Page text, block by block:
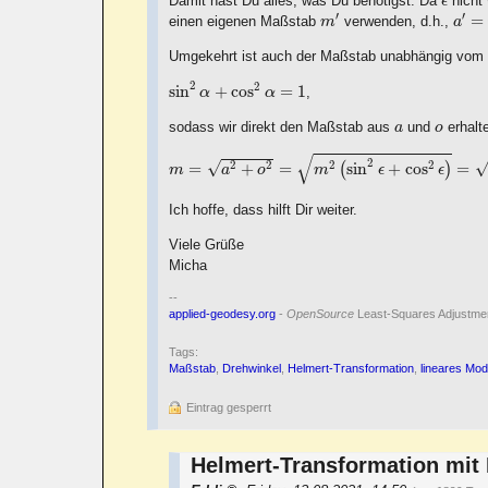
einen eigenen Maßstabm′′ verwenden, d.h., a′ =
a′
Umgekehrt ist auch der Maßstab unabhängig
sin2 α + cos2 α = 1
sin2 2α
sodass wir direkt den Maßstab ausa
a undo
o
m = √a2 + o2 = √m2 (sin2 ϵ + cos2 ϵ) = √
2ϵ+cos2ϵ)=m2
Ich hoffe, dass hilft Dir weiter.
Viele Grüße
Micha
--
applied-geodesy.org -OpenSource Least-Squares
Tags:
Maßstab
Drehwinkel Helmert-Transformation lineares
Eintrag gesperrt
Helmert-Transformation mit